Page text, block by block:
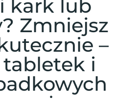
kark lub
Zmniejsz
–
tabletek i